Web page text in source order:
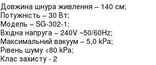
Довжина шнура живлення – 140 см;
Потужність – 30 Вт;
Модель – SG-302-1;
Вхідна напруга – 240V ~50/60Hz;
Максимальний вакуум – 5,0 kPa;
Рівень шуму <80 kPa;
Клас захисту - 2